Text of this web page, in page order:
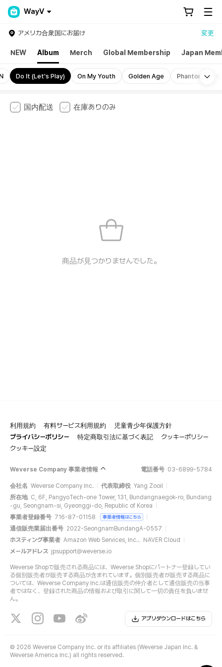
WayV
アメリカ合衆国にお届け 変更
NEW Album Merch Global Membership Japan
Do It (Let's Play) On My Youth Golden Age Phantom
国内配送 在庫ありのみ
商品が見つかりませんでした。
利用規約 有料サービス利用規約
児童青少年保護方針
プライバシーポリシー
特定商取引法に基づく表記
クッキーポリシー
クッキー設定
Weverse Company 事業者情報 電話番号 03-6899-5784
会社名 Weverse Company Inc. 代表取締役 Yang Zooil
所在地 C, 6F, PangyoTech-one Tower, 131, Bundangnaegok-ro, Bundang
-gu, Seongnam-si, Gyeonggi-do, Republic of Korea
事業者登録番号 716-87-01158 事業者情報はこちら
通信販売業届出番号 2022-SeongnamBundangA-0557
ホスティング事業者 Amazon Web Services, Inc.、NAVER Cloud
メールアドレス jpsupport@weverse.io
Weverse Shopで販売される商品には、Weverse Shopにパートナー登録してい
る個別販売者が販売する商品が含まれています。個別販売者が販売する商品に
ついては、Weverse Company Inc.は通信販売の仲介者として通信販売の当事
者ではなく、登録された商品の情報および取引に関して一切の責任を負いませ
ん。
アプリダウンロードはこちら
© 2026 Weverse Company Inc. or its affiliates (Weverse Japan Inc. &
Weverse America Inc.) all rights reserved.